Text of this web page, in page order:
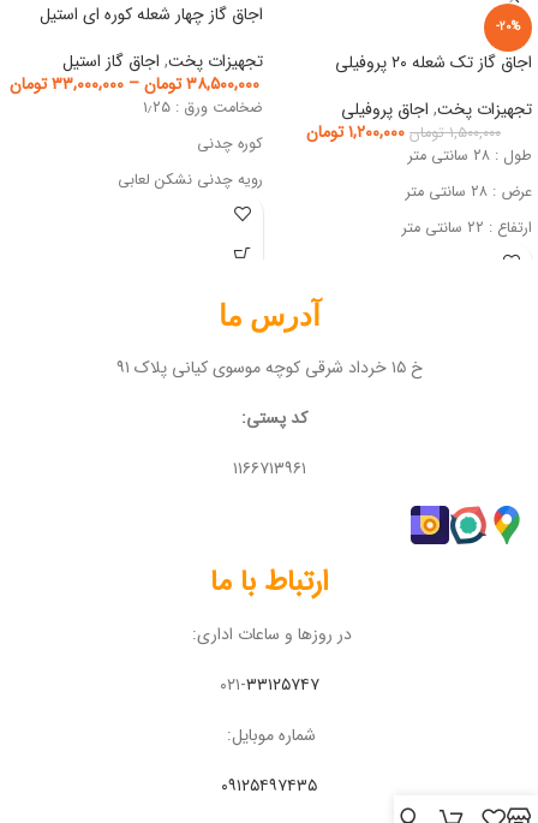
-20%
اجاق گاز تک شعله ۲۰ پروفیلی
تجهیزات پخت, اجاق پروفیلی
۱,۵۰۰,۰۰۰ تومان ۱,۲۰۰,۰۰۰تومان
طول : ۲۸ سانتی متر
عرض : ۲۸ سانتی متر
ارتفاع : ۲۲ سانتی متر
اجاق گاز چهار شعله کوره ای استیل
تجهیزات پخت, اجاق گاز استیل
۳۸,۵۰۰,۰۰۰تومان– ۳۳,۰۰۰,۰۰۰تومان
ضخامت ورق : ۱٫۲۵
کوره چدنی
رویه چدنی نشکن لعابی
شیر استاندارد
قابل استفاده با گاز شهری
آدرس ما
خ ۱۵ خرداد شرقی کوچه موسوی کیانی پلاک ۹۱
کد پستی:
۱۱۶۶۷۱۳۹۶۱
ارتباط با ما
در روزها و ساعات اداری:
۰۲۱-۳۳۱۲۵۷۴۷
شماره موبایل:
۰۹۱۲۵۴۹۷۴۳۵